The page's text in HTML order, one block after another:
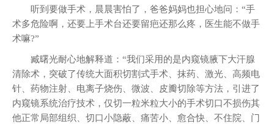
听到要做手术，晨晨害怕了，爸爸妈妈也担心地问：“手
术多危险啊，还要上手术台还要留疤还那么疼，医生能不做手
术嘛?”
臧曙光耐心地解释道：“我们采用的是内窥镜腋下大汗腺
清除术，突破了传统大面积切割式手术、抹药、激光、高频电
针、药物注射、电离子烧伤、微波、皮瓣切除等方法，引进了
内窥镜系统治疗技术，仅切一粒米粒大小的手术切口不损伤其
他正常局部组织、切口小隐蔽、痛苦小、愈合快、不住院、门